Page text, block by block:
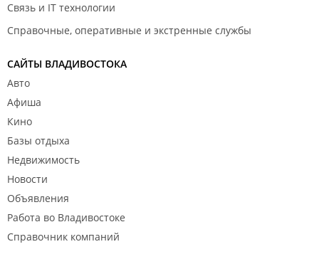
Связь и IT технологии
Справочные, оперативные и экстренные службы
САЙТЫ ВЛАДИВОСТОКА
Авто
Афиша
Кино
Базы отдыха
Недвижимость
Новости
Объявления
Работа во Владивостоке
Справочник компаний